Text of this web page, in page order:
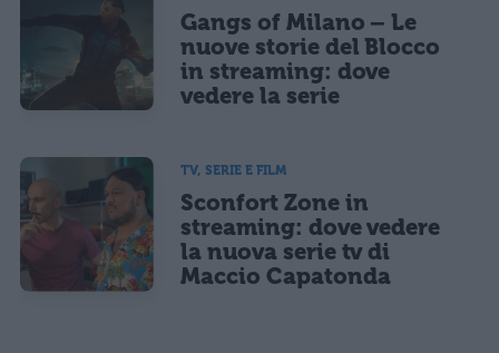
Gangs of Milano – Le
nuove storie del Blocco
in streaming: dove
vedere la serie
TV, SERIE E FILM
Sconfort Zone in
streaming: dove vedere
la nuova serie tv di
Maccio Capatonda